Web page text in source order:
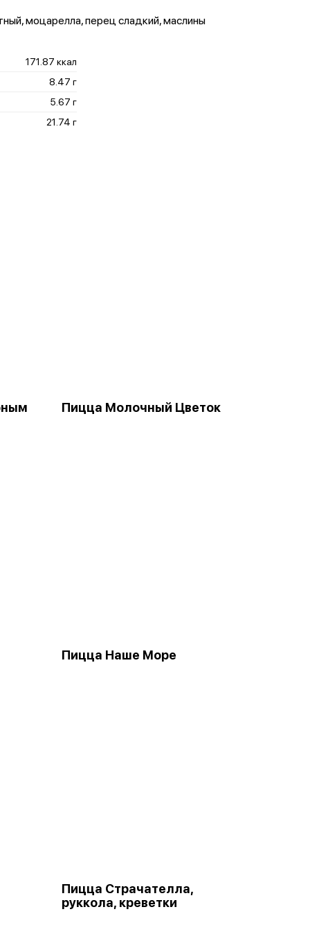
моцарелла, перец сладкий, маслины
171.87 ккал
8.47 г
5.67 г
21.74 г
Пицца Молочный Цветок
Пицца Наше Море
Пицца Страчателла,
руккола, креветки